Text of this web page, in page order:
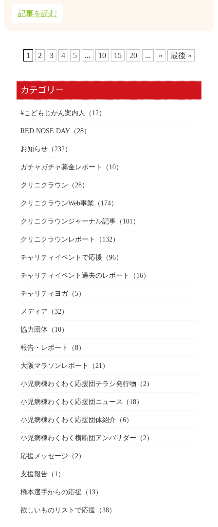
記事を読む
1 2 3 4 5 ... 10 15 20 ... » 最後 »
カテゴリー
#こどもじかん案内人 （12）
RED NOSE DAY（28）
お知らせ（232）
ガチャガチャ募金レポート （10）
クリニクラウン （28）
クリニクラウンWeb事業（174）
クリニクラウンジャーナル記事（101）
クリニクラウンレポート （132）
チャリティイベントで応援 （96）
チャリティイベント過去のレポート （16）
チャリティヨガ（5）
メディア （32）
協力団体（10）
報告・レポート （8）
大阪マラソンレポート （21）
小児病棟わくわく応援団チラシ発行物 （2）
小児病棟わくわく応援団ニュース （18）
小児病棟わくわく応援団体紹介 （6）
小児病棟わくわく横断団アンバサダー （2）
応援メッセージ （2）
支援報告（1）
橋本選手からの応援 （13）
欲しいものリストで応援 （38）